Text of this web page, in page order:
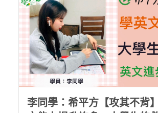
李同學：希平方【攻其不背